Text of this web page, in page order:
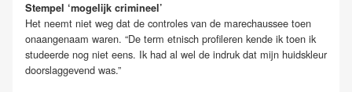
Stempel ‘mogelijk crimineel’
Het neemt niet weg dat de controles van de marechaussee toen
onaangenaam waren. “De term etnisch profileren kende ik toen ik
studeerde nog niet eens. Ik had al wel de indruk dat mijn huidskleur
doorslaggevend was.”